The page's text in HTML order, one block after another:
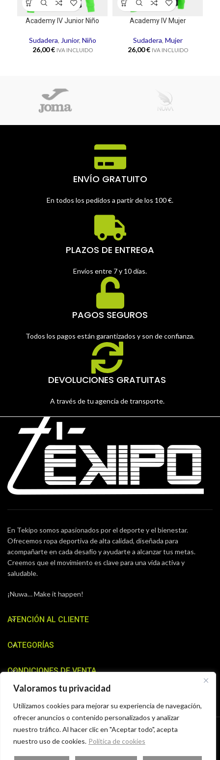
Valoramos tu privacidad
Utilizamos cookies para mejorar su experiencia de navegación,
ofrecer anuncios o contenido personalizados y analizar
nuestro tráfico. Al hacer clic en "Aceptar todo", acepta
nuestro uso de cookies. Política de cookies
Academy IV Junior Niño
Sudadera, Junior, Niño
26,00€ IVA INCLUIDO
Academy IV Mujer
Sudadera, Mujer
26,00€ IVA INCLUIDO
ENVÍO GRATUITO
En todos los pedidos a partir de los 100 €.
PLAZOS DE ENTREGA
Envíos entre 7 y 10 días.
PAGOS SEGUROS
Todos los pagos están garantizados y son de confianza.
DEVOLUCIONES GRATUITAS
A través de tu agencia de transporte.
En Tekipo somos apasionados por el deporte y el bienestar.
Ofrecemos ropa deportiva de alta calidad, diseñada para
acompañarte en cada desafío y ayudarte a alcanzar tus metas.
Creemos que el movimiento es clave para una vida activa y
saludable.
¡Nuwa… Make it happen!
ATENCIÓN AL CLIENTE
CATEGORÍAS
CONDICIONES DE VENTA
©Copyright 2024Tekiposport.com|Aviso Legal|Privacidad
Cookies| Creado y diseñado porSJ PRO LINE